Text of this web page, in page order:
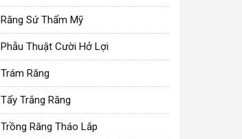
Răng Sứ Thẩm Mỹ
Phẫu Thuật Cười Hở Lợi
Trám Răng
Tẩy Trắng Răng
Trồng Răng Tháo Lắp